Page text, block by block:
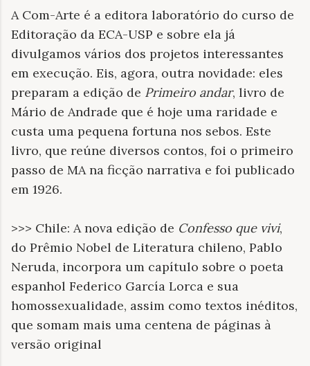
A Com-Arte é a editora laboratório do curso de
Editoração da ECA-USP e sobre ela já
divulgamos vários dos projetos interessantes
em execução. Eis, agora, outra novidade: eles
preparam a edição de Primeiro andar, livro de
Mário de Andrade que é hoje uma raridade e
custa uma pequena fortuna nos sebos. Este
livro, que reúne diversos contos, foi o primeiro
passo de MA na ficção narrativa e foi publicado
em 1926.
>>> Chile: A nova edição de Confesso que vivi,
do Prêmio Nobel de Literatura chileno, Pablo
Neruda, incorpora um capítulo sobre o poeta
espanhol Federico García Lorca e sua
homossexualidade, assim como textos inéditos,
que somam mais uma centena de páginas à
versão original